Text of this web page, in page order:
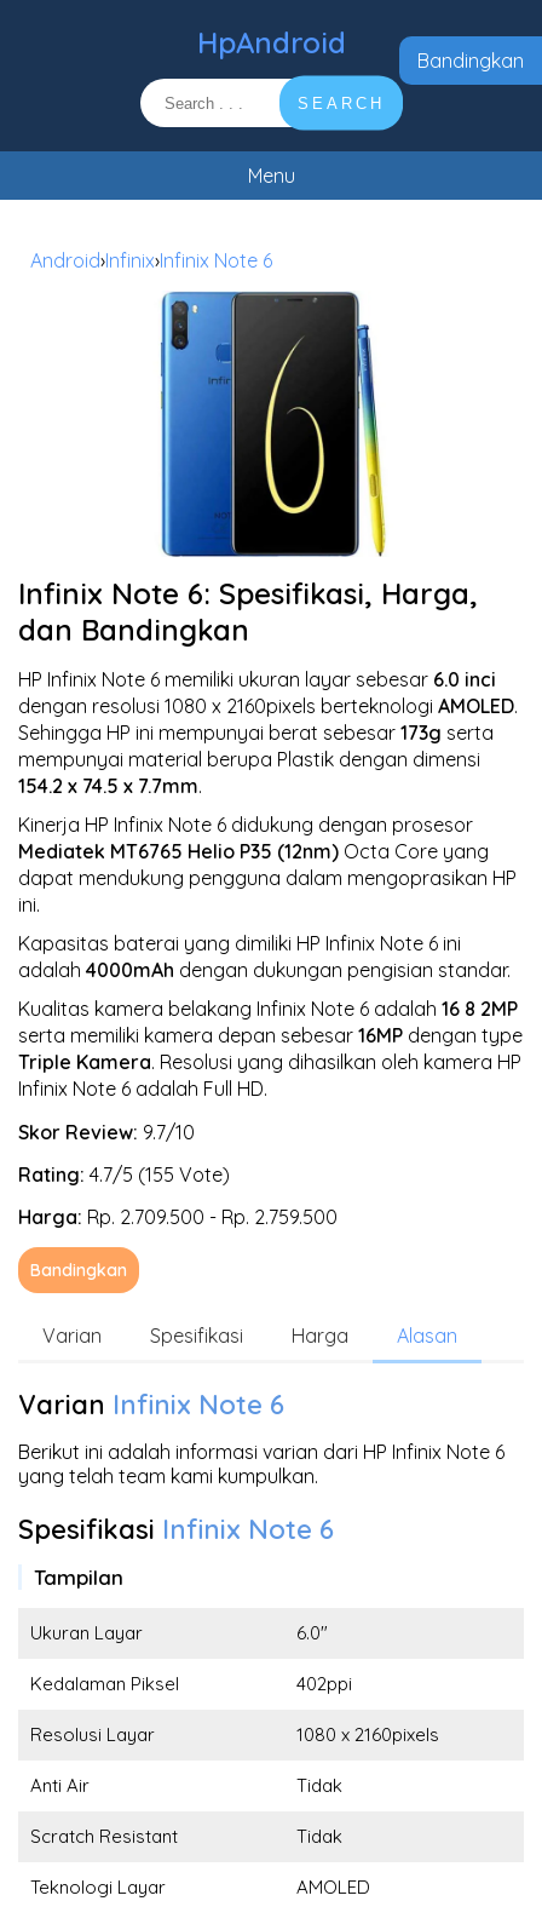
HpAndroid
SEARCH
Menu
Android›Infinix›Infinix Note 6
Infinix Note 6: Spesifikasi, Harga,
dan Bandingkan
HP Infinix Note 6 memiliki ukuran layar sebesar 6.0 inci
dengan resolusi 1080 x 2160pixels berteknologi AMOLED.
Sehingga HP ini mempunyai berat sebesar 173g serta
mempunyai material berupa Plastik dengan dimensi
154.2 x 74.5 x 7.7mm.
Kinerja HP Infinix Note 6 didukung dengan prosesor
Mediatek MT6765 Helio P35 (12nm) Octa Core yang
dapat mendukung pengguna dalam mengoprasikan HP
ini.
Kapasitas baterai yang dimiliki HP Infinix Note 6 ini
adalah 4000mAh dengan dukungan pengisian standar.
Kualitas kamera belakang Infinix Note 6 adalah 16 8 2MP
serta memiliki kamera depan sebesar 16MP dengan type
Triple Kamera. Resolusi yang dihasilkan oleh kamera HP
Infinix Note 6 adalah Full HD.
Skor Review: 9.7/10
Rating: 4.7/5 (155 Vote)
Harga: Rp. 2.709.500 - Rp. 2.759.500
Bandingkan
Varian Spesifikasi Harga Alasan
Varian Infinix Note 6
Berikut ini adalah informasi varian dari HP Infinix Note 6
yang telah team kami kumpulkan.
Spesifikasi Infinix Note 6
Tampilan
Ukuran Layar 6.0"
Kedalaman Piksel 402ppi
Resolusi Layar 1080 x 2160pixels
Anti Air Tidak
Scratch Resistant Tidak
Teknologi Layar AMOLED
Bandingkan